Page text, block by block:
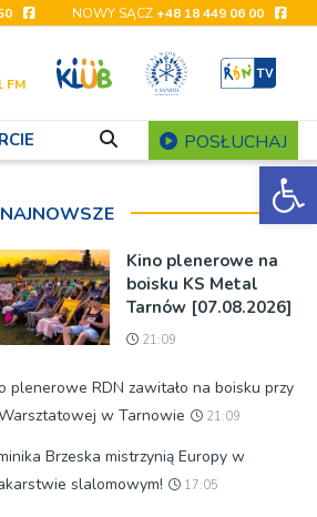
NOWY SĄCZ+48 18 449 06 00
FM
POSŁUCHAJ
NAJNOWSZE
Kino plenerowe na
boisku KS Metal
Tarnów [07.08.2026]
21:09
plenerowe RDN zawitało na boisku przy
w Tarnowie
21:09
Brzeska mistrzynią Europy w
slalomowym!
17:05